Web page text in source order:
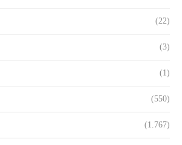
(22)
(3)
(1)
(550)
(1.767)